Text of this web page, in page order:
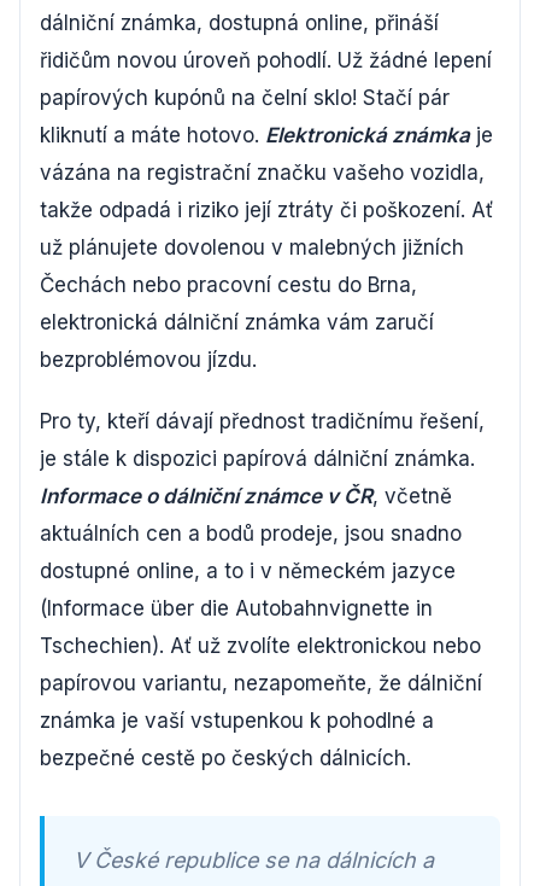
dálniční známka, dostupná online, přináší
řidičům novou úroveň pohodlí. Už žádné lepení
papírových kupónů na čelní sklo! Stačí pár
kliknutí a máte hotovo. Elektronická známkaje
vázána na registrační značku vašeho vozidla,
takže odpadá i riziko její ztráty či poškození. Ať
už plánujete dovolenou v malebných jižních
Čechách nebo pracovní cestu do Brna,
elektronická dálniční známka vám zaručí
bezproblémovou jízdu.
Pro ty, kteří dávají přednost tradičnímu řešení,
je stále k dispozici papírová dálniční známka.
Informace o dálniční známce v ČR, včetně
aktuálních cen a bodů prodeje, jsou snadno
dostupné online, a to i v německém jazyce
(Informace über die Autobahnvignette in
Tschechien). Ať už zvolíte elektronickou nebo
papírovou variantu, nezapomeňte, že dálniční
známka je vaší vstupenkou k pohodlné a
bezpečné cestě po českých dálnicích.
V České republice se na dálnicích a